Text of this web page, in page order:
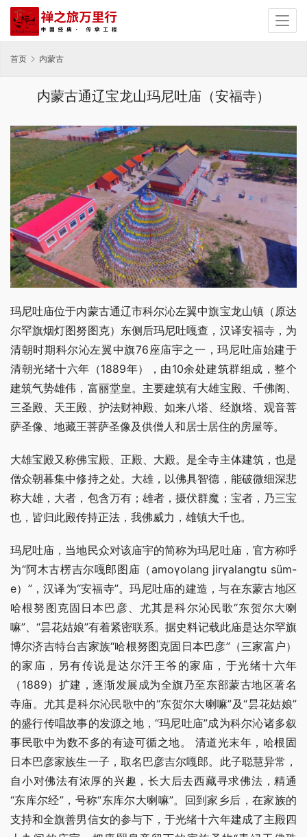
首页 内蒙古
内蒙古通辽宝龙山玛尼吐庙（安福寺）
玛尼吐庙位于内蒙古通辽市科尔沁左翼中旗宝龙山镇（原达
尔罕旗烟灯图努图克）东侧后玛尼吐嘎查，汉译安福寺，为
清朝时期科尔沁左翼中旗76座庙宇之一，玛尼吐庙始建于
清朝光绪十六年（1889年），由10余处建筑群组成，整个
建筑气势雄伟，富丽堂皇。主要建筑有大雄宝殿、千佛阁、
三圣殿、天王殿、护法财神殿、如来八塔、经旗塔、观音菩
萨圣像、地藏王菩萨圣像及供僧人和居士居住的房屋等。
大雄宝殿又称佛宝殿、正殿、大殿。是全寺主体建筑，也是
僧众朝暮集中修持之处。大雄，以佛具智德，能破微细深悲
称大雄，大者，包含万有；雄者，摄伏群魔；宝者，乃三宝
也，皆归此殿传持正法，我佛威力，雄镇大千也。
玛尼吐庙，当地民众对该庙宇的简称为玛尼吐庙，官方称呼
为“阿木古楞吉尔嘎郎图庙（amoγolang jirγalangtu süm-
e）”，汉译为“安福寺”。玛尼吐庙的建造，与在东蒙古地区
哈根努图克固日本巴彦、尤其是科尔沁民歌“东贺尔大喇
嘛”、“昙花姑娘”有着紧密联系。据史料记载此庙是达尔罕旗
博尔济吉特台吉家族“哈根努图克固日本巴彦”（三家富户）
的家庙，另有传说是达尔汗王爷的家庙，于光绪十六年
（1889）扩建，逐渐发展成为全旗乃至东部蒙古地区著名
寺庙。尤其是科尔沁民歌中的“东贺尔大喇嘛”及“昙花姑娘”
的盛行传唱故事的发源之地，“玛尼吐庙”成为科尔沁诸多叙
事民歌中为数不多的有迹可循之地。 清道光末年，哈根固
日本巴彦家族生一子，取名巴彦吉尔嘎郎。此子聪慧异常，
自小对佛法有浓厚的兴趣，长大后去西藏寻求佛法，精通
“东库尔经”，号称“东库尔大喇嘛”。回到家乡后，在家族的
支持和全旗善男信女的参与下，于光绪十六年建成了主殿四